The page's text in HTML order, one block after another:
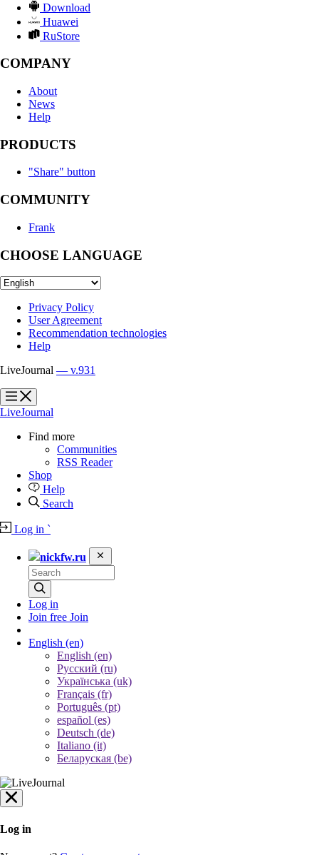
Download
Huawei
RuStore
COMPANY
About
News
Help
PRODUCTS
"Share" button
COMMUNITY
Frank
CHOOSE LANGUAGE
Privacy Policy
User Agreement
Recommendation technologies
Help
LiveJournal — v.931
?
?
LiveJournal
Find more
Communities
RSS Reader
Shop
Help
Search
Log in `
nickfw.ru
Log in
Join free Join
English (en)
English (en)
Русский (ru)
Українська (uk)
Français (fr)
Português (pt)
español (es)
Deutsch (de)
Italiano (it)
Беларуская (be)
Log in